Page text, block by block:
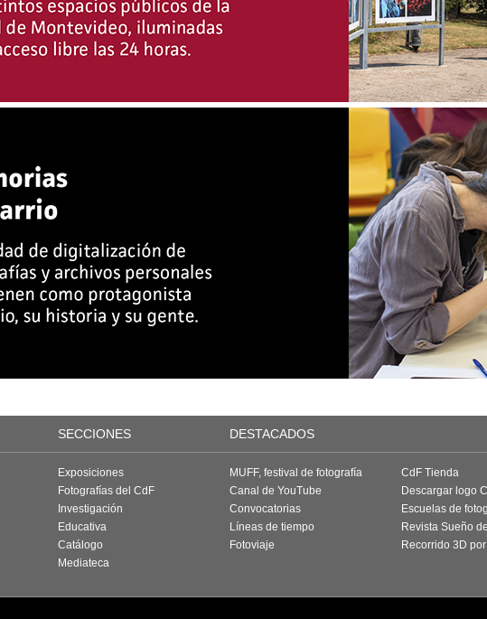
SECCIONES DESTACADOS
Exposiciones
Fotografías del CdF
Investigación
Educativa
Catálogo
Mediateca
MUFF, festival de fotografía
Canal de YouTube
Convocatorias
Líneas de tiempo
Fotoviaje
CdF Tienda
Descargar logo
Escuelas de
Revista Sueño
Recorrido 3D